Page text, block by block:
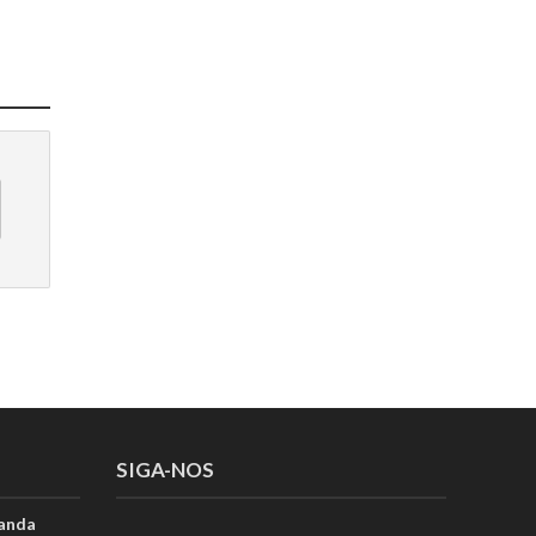
SIGA-NOS